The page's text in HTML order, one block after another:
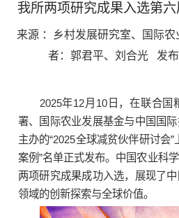
我所两项研究成果入选第
来源 ： 乡村发展研究室、国际
者： 郭君平、刘合光 发
2025年12月10日，在联合国
署、国际农业发展基金与中国国
主办的“2025全球减贫伙伴研讨会
案例”名单正式发布。中国农业科
两项研究成果成功入选，展现了
领域的创新探索与全球价值。